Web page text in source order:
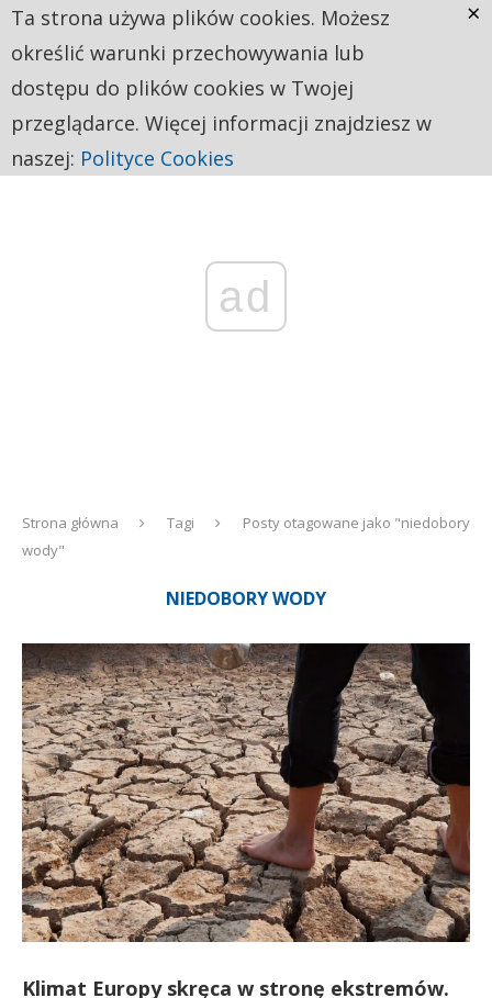
ad
Strona główna Tagi
Posty otagowane jako "niedobory
wody"
NIEDOBORY WODY
Klimat Europy skręca w stronę ekstremów.
Ta strona używa plików cookies. Możesz
określić warunki przechowywania lub
dostępu do plików cookies w Twojej
przeglądarce. Więcej informacji znajdziesz w
naszej: Polityce Cookies
×